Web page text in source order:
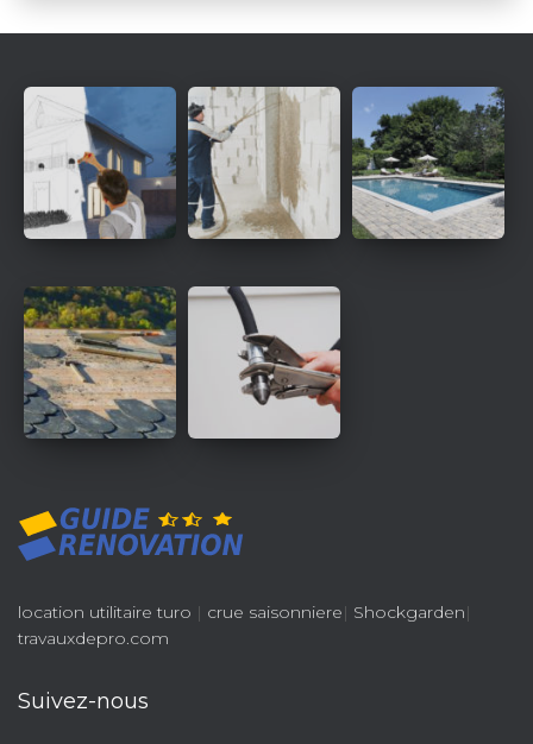
location utilitaire turo | crue saisonniere| Shockgarden|
travauxdepro.com
Suivez-nous